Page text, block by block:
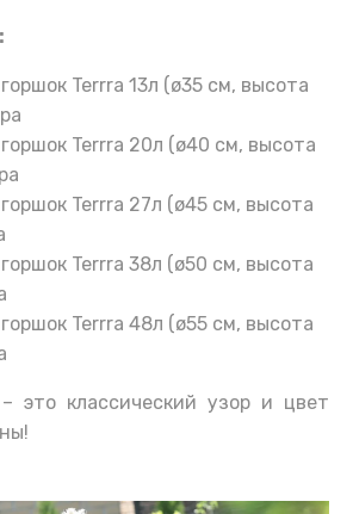
Terrra 13л (ø35 см, высота
Terrra 20л (ø40 см, высота
Terrra 27л (ø45 см, высота
Terrra 38л (ø50 см, высота
Terrra 48л (ø55 см, высота
это классический узор и цвет